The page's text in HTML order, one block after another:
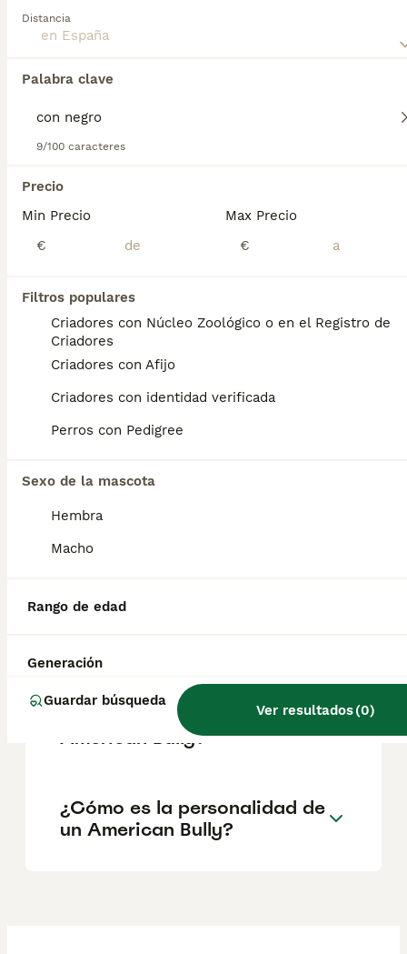
Distancia
Palabra clave
9/100 caracteres
Precio
Min Precio
€
Max Precio
€
Filtros populares
Criadores con Núcleo Zoológico o en el Registro de
Criadores
Criadores con Afijo
Criadores con identidad verificada
Perros con Pedigree
Sexo de la mascota
Hembra
Macho
Rango de edad
Generación
Guardar búsqueda
Ver resultados(0)
Pit Bull, gracias al uso de Bulldogs Americanos, Bulldogs
Ingleses y Olde English Bulldogges en su crianza. Lee
nuestra página de consejos de compra de American Bully
Si deseas exactamente esta búsqueda guarda tu
¿Cuánto cuesta un cachorro
de American Bully?
El coste medio de un cachorro de American
1034€, aunque los precios pueden variar
raza peligrosa en España?
¿Cuántos años vive un
American Bully?
¿Cómo es la personalidad de
un American Bully?